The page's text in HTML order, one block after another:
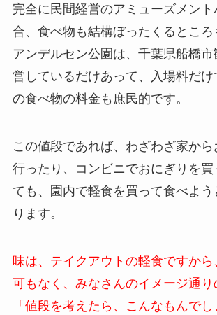
完全に民間経営のアミューズメン
合、食べ物も結構ぼったくるところ
アンデルセン公園は、千葉県船橋
営しているだけあって、入場料だ
の食べ物の料金も庶民的です。
この値段であれば、わざわざ家から
行ったり、コンビニでおにぎりを買
ても、園内で軽食を買って食べよ
ります。
味は、テイクアウトの軽食ですから
可もなく、みなさんのイメージ通り
「値段を考えたら、こんなもんで